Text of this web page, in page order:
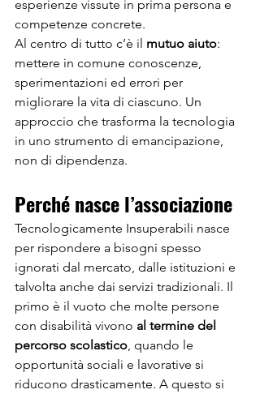
esperienze vissute in prima persona e
competenze concrete.
Al centro di tutto c’è il mutuo aiuto:
mettere in comune conoscenze,
sperimentazioni ed errori per
migliorare la vita di ciascuno. Un
approccio che trasforma la tecnologia
in uno strumento di emancipazione,
non di dipendenza.
Perché nasce l’associazione
Tecnologicamente Insuperabili nasce
per rispondere a bisogni spesso
ignorati dal mercato, dalle istituzioni e
talvolta anche dai servizi tradizionali. Il
primo è il vuoto che molte persone
con disabilità vivono al termine del
percorso scolastico, quando le
opportunità sociali e lavorative si
riducono drasticamente. A questo si